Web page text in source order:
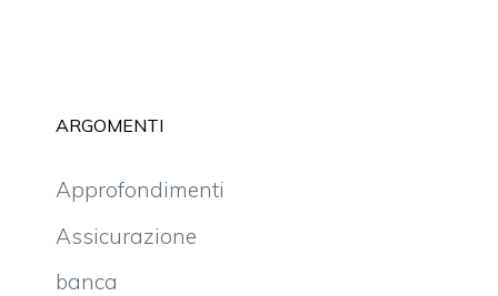
ARGOMENTI
Approfondimenti
Assicurazione
banca